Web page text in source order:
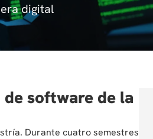
digital
software de la
Durante cuatro semestres